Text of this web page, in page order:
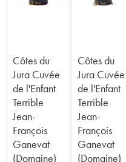
Côtes du
Jura Cuvée
de l'Enfant
Terrible
Jean-
François
Ganevat
(Domaine)
Côtes du
Jura Cuvée
de l'Enfant
Terrible
Jean-
François
Ganevat
(Domaine)